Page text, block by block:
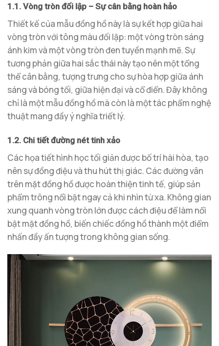
1.1. Vòng tròn đối lập – Sự cân bằng hoàn hảo
Thiết kế của mẫu đồng hồ này là sự kết hợp giữa hai
vòng tròn với tông màu đối lập: một vòng tròn sáng
ánh kim và một vòng tròn đen tuyền mạnh mẽ. Sự
tương phản giữa hai sắc thái này tạo nên một tổng
thể cân bằng, tượng trưng cho sự hòa hợp giữa ánh
sáng và bóng tối, giữa hiện đại và cổ điển. Đây không
chỉ là một mẫu đồng hồ mà còn là một tác phẩm nghệ
thuật mang đầy ý nghĩa triết lý.
1.2. Chi tiết đường nét tinh xảo
Các họa tiết hình học tối giản được bố trí hài hòa, tạo
nên sự đồng điệu và thu hút thị giác. Các đường vân
trên mặt đồng hồ được hoàn thiện tinh tế, giúp sản
phẩm trông nổi bật ngay cả khi nhìn từ xa. Không gian
xung quanh vòng tròn lớn được cách điệu để làm nổi
bật mặt đồng hồ, biến chiếc đồng hồ thành một điểm
nhấn đầy ấn tượng trong không gian sống.